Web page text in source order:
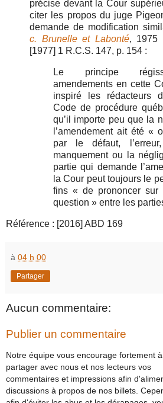
précise devant la Cour
citer les propos du juge
demande de modification
c. Brunelle et Labonté, 1975
[1977] 1 R.C.S. 147, p. 154 :
Le principe
amendements en cette
inspiré les rédacteurs
Code de procédure
qu’il importe peu que la
l’amendement ait été «
par le défaut,
manquement ou la
partie qui demande
la Cour peut toujours le
fins « de prononcer sur
question » entre les
Référence : [2016] ABD 169
à 04 h 00
Partager
Aucun commentaire:
Publier un commentaire
Notre équipe vous encourage fortement à
partager avec nous et nos lecteurs vos
commentaires et impressions afin
discussions à propos de nos billets.